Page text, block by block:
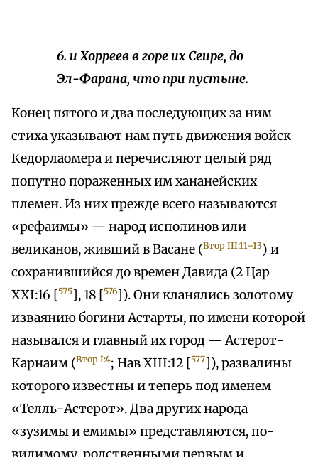
6. и Хорреев в горе их Сеире, до
Эл-Фарана, что при пустыне.
Конец пятого и два последующих за ним
стиха указывают нам путь движения войск
Кедорлаомера и перечисляют целый ряд
попутно пораженных им хананейских
племен. Из них прежде всего называются
«рефаимы» — народ исполинов или
великанов, живший в Васане (Втор III:11–13) и
сохранившийся до времен Давида (2 Цар
XXI:16 [575], 18 [576]). Они кланялись золотому
изваянию богини Астарты, по имени которой
назывался и главный их город — Астерот-
Карнаим (Втор I:4; Нав XIII:12 [577]), развалины
которого известны и теперь под именем
«Телль-Астерот». Два других народа
«зузимы и емимы» представляются, по-